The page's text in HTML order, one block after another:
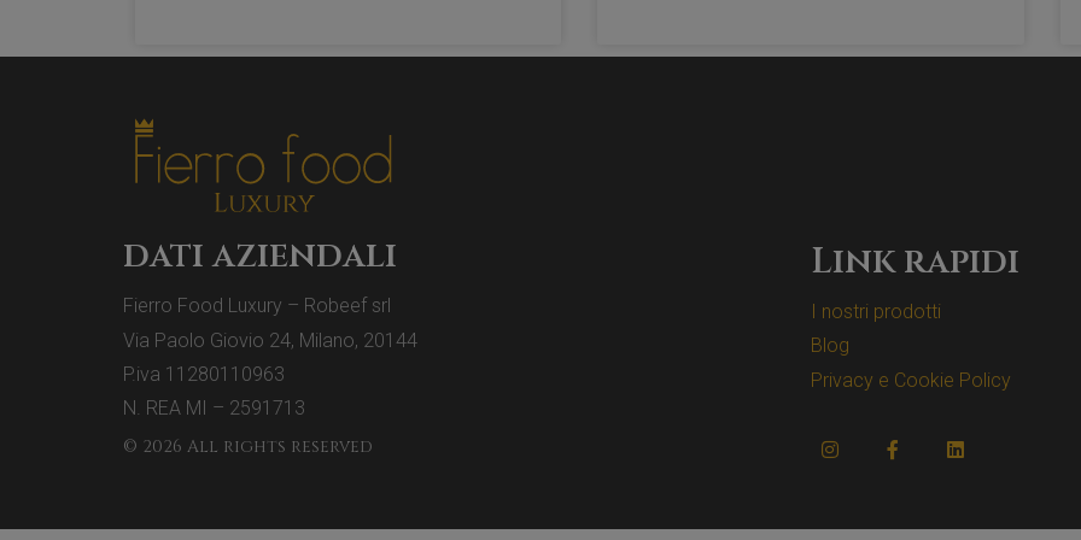
dati aziendali
Fierro Food Luxury – Robeef srl
Via Paolo Giovio 24, Milano, 20144
P.iva 11280110963
N. REA MI – 2591713
© 2026 All rights reserved
Link rapidi
I nostri prodotti
Blog
Privacy e Cookie Policy